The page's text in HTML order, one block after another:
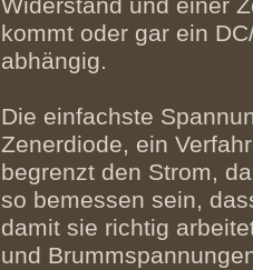
Widerstand und einer
kommt oder gar ein
abhängig.
Die einfachste
Zenerdiode, ein
begrenzt den Strom,
so bemessen sein,
damit sie richtig
und